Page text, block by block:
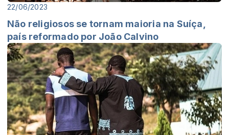
22/06/2023
Não religiosos se tornam maioria na Suíça,
país reformado por João Calvino